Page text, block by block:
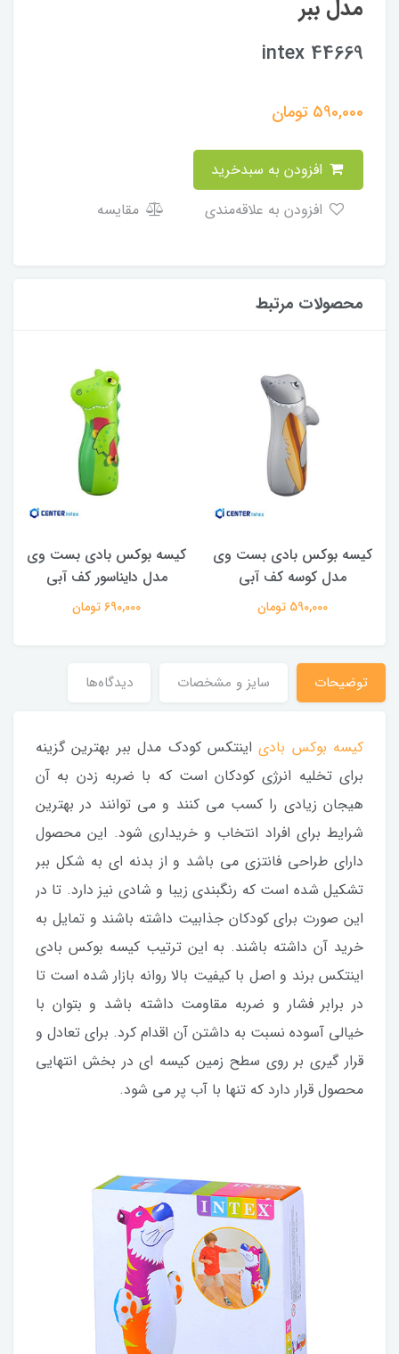
مدل ببر
intex 44669
590,000 تومان
مقایسه
محصولات مرتبط
کیسه بوکس بادی بست وی
مدل کوسه کف آبی
590,000 تومان
کیسه بوکس بادی بست وی
مدل دایناسور کف آبی
690,000 تومان
توضیحات سایز و مشخصات دیدگاه‌ها
کیسه بوکس بادیاینتکس کودک مدل ببر بهترین گزینه
برای تخلیه انرژی کودکان است که با ضربه زدن به آن
هیجان زیادی را کسب می کنند و می توانند در بهترین
شرایط برای افراد انتخاب و خریداری شود. این محصول
دارای طراحی فانتزی می باشد و از بدنه ای به شکل ببر
تشکیل شده است که رنگبندی زیبا و شادی نیز دارد. تا در
این صورت برای کودکان جذابیت داشته باشند و تمایل به
خرید آن داشته باشند. به این ترتیب کیسه بوکس بادی
اینتکس برند و اصل با کیفیت بالا روانه بازار شده است تا
در برابر فشار و ضربه مقاومت داشته باشد و بتوان با
خیالی آسوده نسبت به داشتن آن اقدام کرد. برای تعادل و
قرار گیری بر روی سطح زمین کیسه ای در بخش انتهایی
محصول قرار دارد که تنها با آب پر می شود.